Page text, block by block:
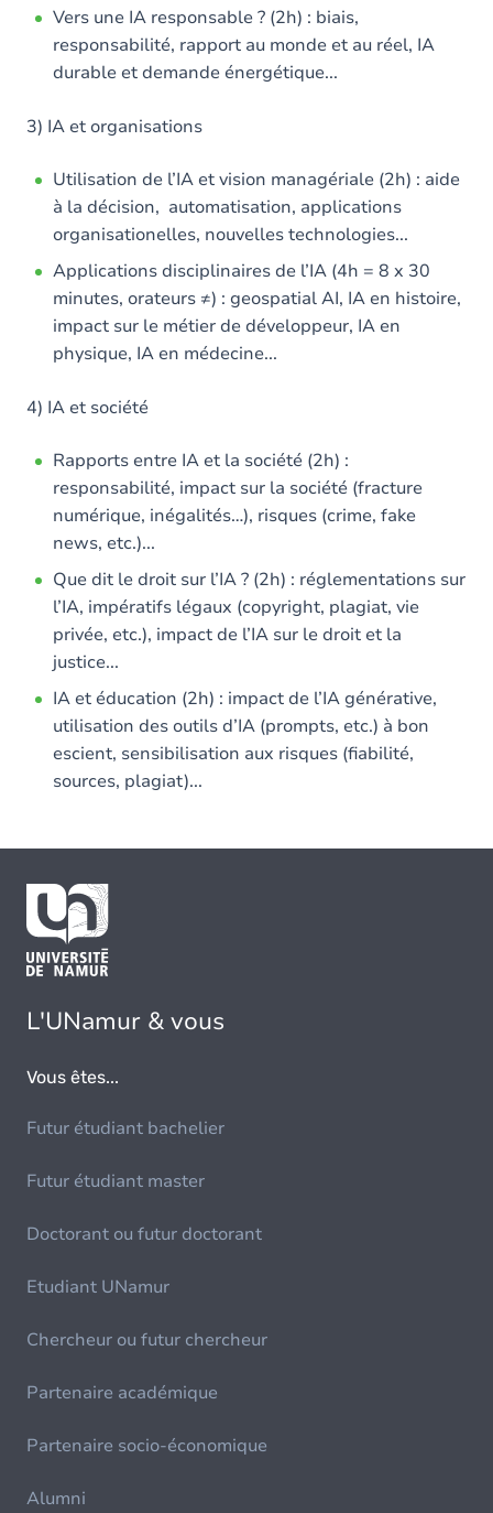
Vers une IA responsable ? (2h) : biais,
responsabilité, rapport au monde et au réel, IA
durable et demande énergétique...
3) IA et organisations
Utilisation de l’IA et vision managériale (2h) : aide
à la décision, automatisation, applications
organisationelles, nouvelles technologies...
Applications disciplinaires de l’IA (4h = 8 x 30
minutes, orateurs ≠) : geospatial AI, IA en histoire,
impact sur le métier de développeur, IA en
physique, IA en médecine...
4) IA et société
Rapports entre IA et la société (2h) :
responsabilité, impact sur la société (fracture
numérique, inégalités…), risques (crime, fake
news, etc.)...
Que dit le droit sur l’IA ? (2h) : réglementations sur
l’IA, impératifs légaux (copyright, plagiat, vie
privée, etc.), impact de l’IA sur le droit et la
justice...
IA et éducation (2h) : impact de l’IA générative,
utilisation des outils d’IA (prompts, etc.) à bon
escient, sensibilisation aux risques (fiabilité,
sources, plagiat)...
L'UNamur & vous
Vous êtes...
Futur étudiant bachelier
Futur étudiant master
Doctorant ou futur doctorant
Etudiant UNamur
Chercheur ou futur chercheur
Partenaire académique
Partenaire socio-économique
Alumni